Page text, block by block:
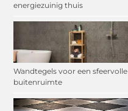
energiezuinig thuis
Wandtegels voor een sfeervolle
buitenruimte